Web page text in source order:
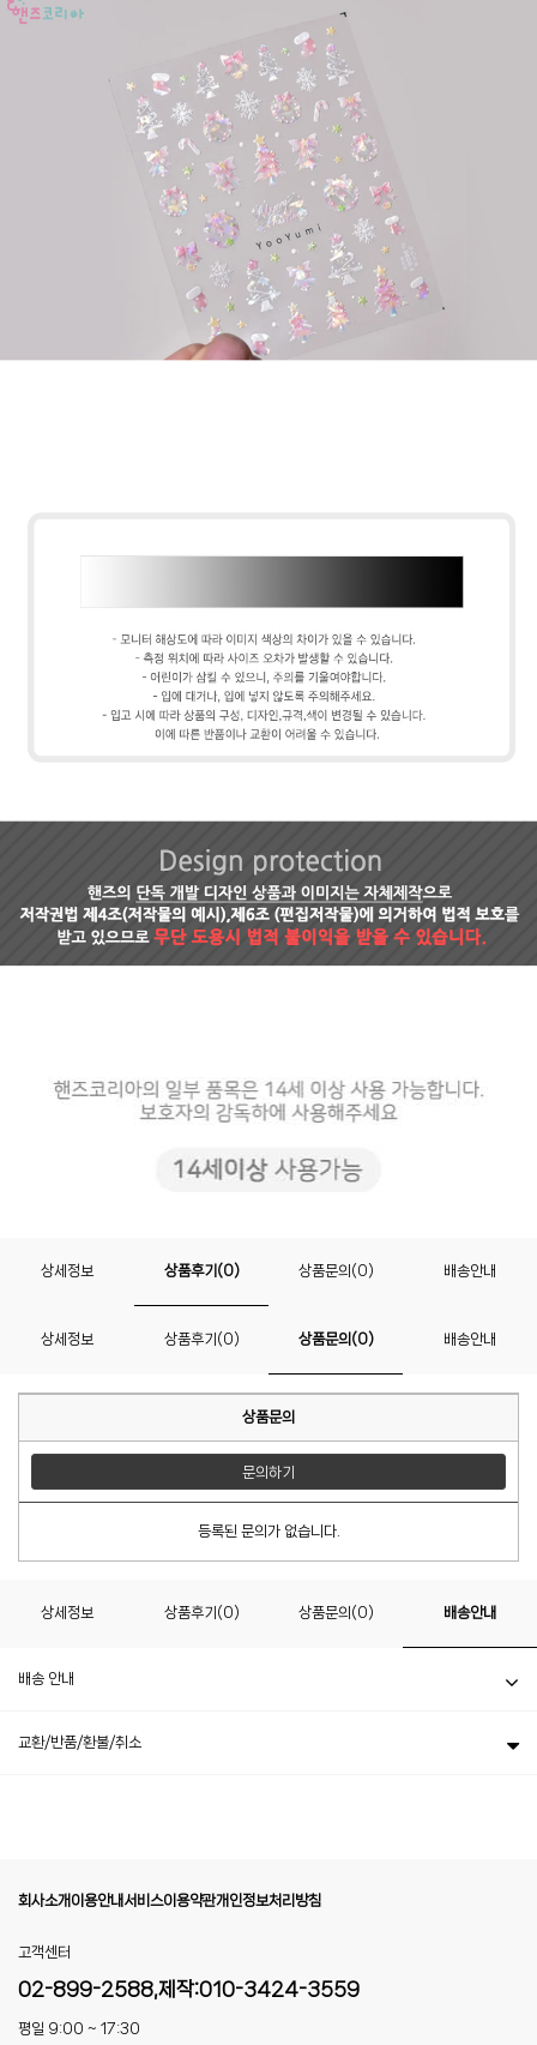
상세정보 상품후기(0) 상품문의(0) 배송안내
상세정보 상품후기(0) 상품문의(0) 배송안내
상품문의
문의하기
등록된 문의가 없습니다.
상세정보 상품후기(0) 상품문의(0) 배송안내
배송 안내
교환/반품/환불/취소
회사소개 이용안내서비스이용약관개인정보처리방침
고객센터
02-899-2588,제작:010-3424-3559
평일 9:00 ~ 17:30